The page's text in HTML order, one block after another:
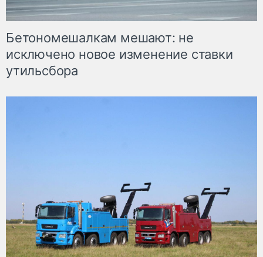
Бетономешалкам мешают: не
исключено новое изменение ставки
утильсбора